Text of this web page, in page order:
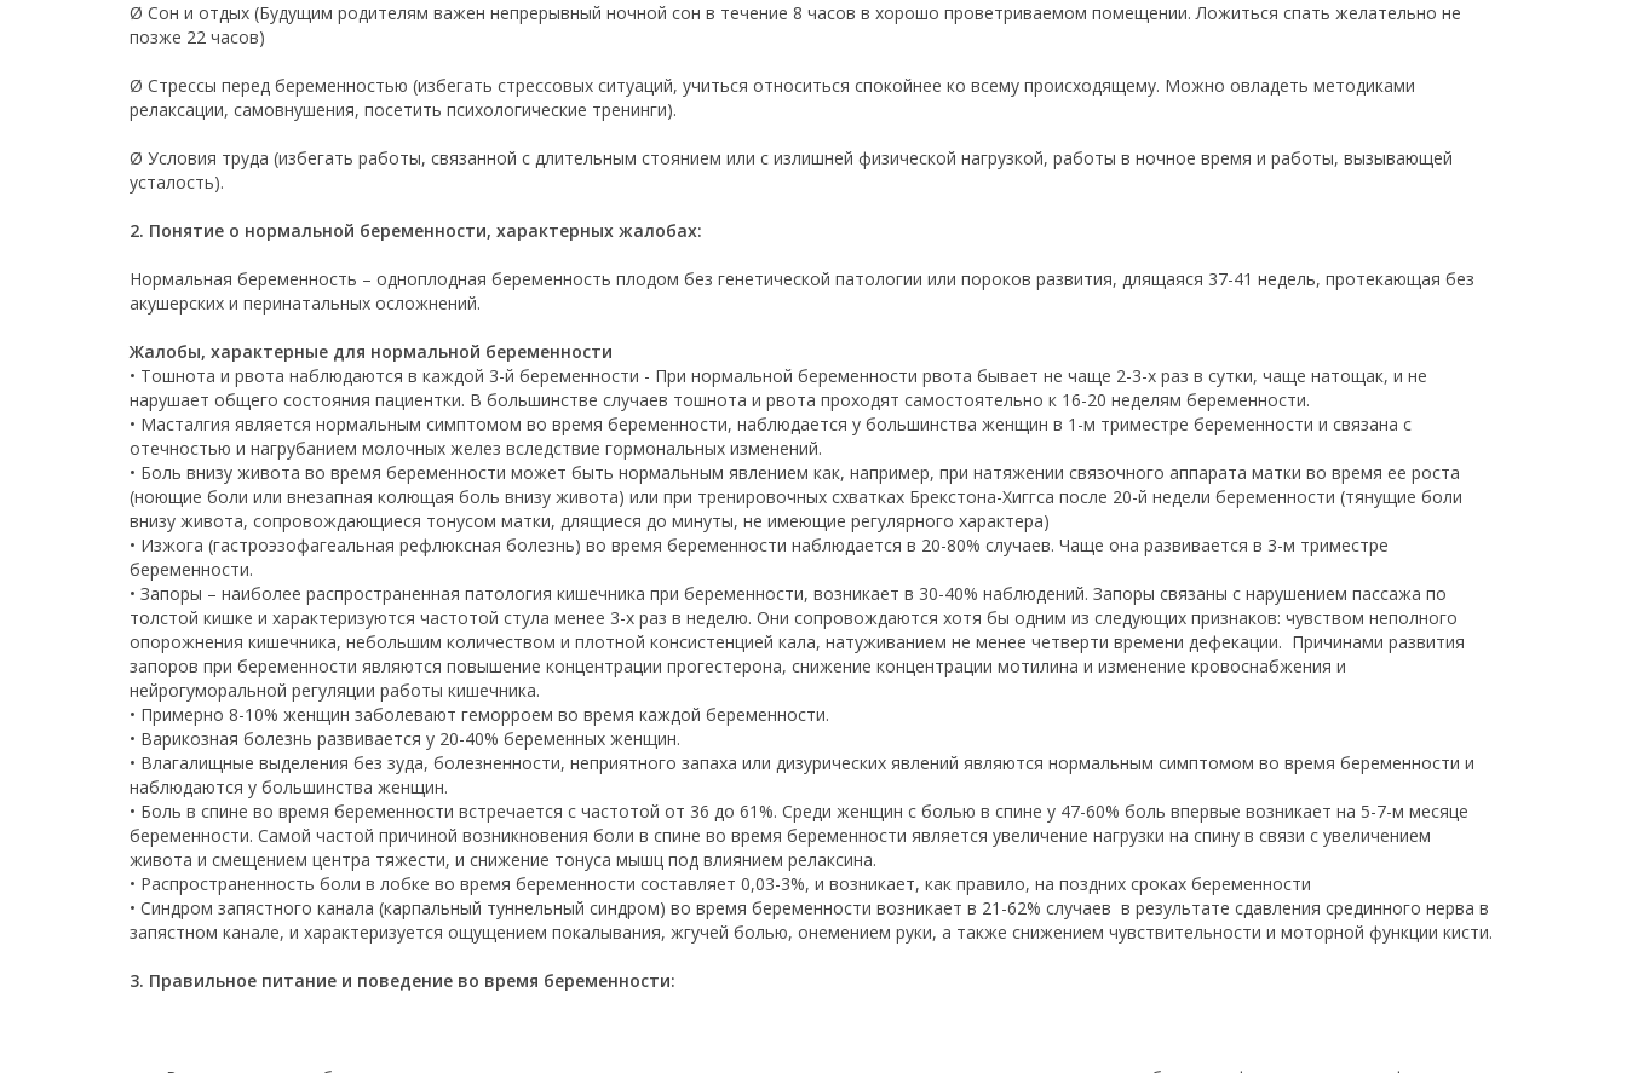
Ø Сон и отдых (Будущим родителям важен непрерывный ночной сон в течение 8 часов в хорошо проветриваемом помещении. Ложиться спать желательно не
позже 22 часов)
Ø Стрессы перед беременностью (избегать стрессовых ситуаций, учиться относиться спокойнее ко всему происходящему. Можно овладеть методиками
релаксации, самовнушения, посетить психологические тренинги).
Ø Условия труда (избегать работы, связанной с длительным стоянием или с излишней физической нагрузкой, работы в ночное время и работы, вызывающей
усталость).
2. Понятие о нормальной беременности, характерных жалобах:
Нормальная беременность – одноплодная беременность плодом без генетической патологии или пороков развития, длящаяся 37-41 недель, протекающая без
акушерских и перинатальных осложнений.
Жалобы, характерные для нормальной беременности
• Тошнота и рвота наблюдаются в каждой 3-й беременности - При нормальной беременности рвота бывает не чаще 2-3-х раз в сутки, чаще натощак, и не
нарушает общего состояния пациентки. В большинстве случаев тошнота и рвота проходят самостоятельно к 16-20 неделям беременности.
• Масталгия является нормальным симптомом во время беременности, наблюдается у большинства женщин в 1-м триместре беременности и связана с
отечностью и нагрубанием молочных желез вследствие гормональных изменений.
• Боль внизу живота во время беременности может быть нормальным явлением как, например, при натяжении связочного аппарата матки во время ее роста
(ноющие боли или внезапная колющая боль внизу живота) или при тренировочных схватках Брекстона-Хиггса после 20-й недели беременности (тянущие боли
внизу живота, сопровождающиеся тонусом матки, длящиеся до минуты, не имеющие регулярного характера)
• Изжога (гастроэзофагеальная рефлюксная болезнь) во время беременности наблюдается в 20-80% случаев. Чаще она развивается в 3-м триместре
беременности.
• Запоры – наиболее распространенная патология кишечника при беременности, возникает в 30-40% наблюдений. Запоры связаны с нарушением пассажа по
толстой кишке и характеризуются частотой стула менее 3-х раз в неделю. Они сопровождаются хотя бы одним из следующих признаков: чувством неполного
опорожнения кишечника, небольшим количеством и плотной консистенцией кала, натуживанием не менее четверти времени дефекации. Причинами развития
запоров при беременности являются повышение концентрации прогестерона, снижение концентрации мотилина и изменение кровоснабжения и
нейрогуморальной регуляции работы кишечника.
• Примерно 8-10% женщин заболевают геморроем во время каждой беременности.
• Варикозная болезнь развивается у 20-40% беременных женщин.
• Влагалищные выделения без зуда, болезненности, неприятного запаха или дизурических явлений являются нормальным симптомом во время беременности и
наблюдаются у большинства женщин.
• Боль в спине во время беременности встречается с частотой от 36 до 61%. Среди женщин с болью в спине у 47-60% боль впервые возникает на 5-7-м месяце
беременности. Самой частой причиной возникновения боли в спине во время беременности является увеличение нагрузки на спину в связи с увеличением
живота и смещением центра тяжести, и снижение тонуса мышц под влиянием релаксина.
• Распространенность боли в лобке во время беременности составляет 0,03-3%, и возникает, как правило, на поздних сроках беременности
• Синдром запястного канала (карпальный туннельный синдром) во время беременности возникает в 21-62% случаев в результате сдавления срединного нерва в
запястном канале, и характеризуется ощущением покалывания, жгучей болью, онемением руки, а также снижением чувствительности и моторной функции кисти.
3. Правильное питание и поведение во время беременности: